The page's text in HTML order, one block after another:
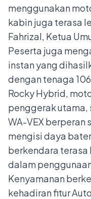
menggunakan
kabin juga terasa
Fahrizal, Ketua
Peserta juga
instan yang
dengan tenaga
Rocky Hybrid,
penggerak utama,
WA-VEX berperan
mengisi daya
berkendara terasa
dalam
Kenyamanan
kehadiran fitur